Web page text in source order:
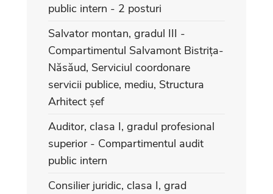
public intern - 2 posturi
Salvator montan, gradul III -
Compartimentul Salvamont Bistrița-
Năsăud, Serviciul coordonare
servicii publice, mediu, Structura
Arhitect șef
Auditor, clasa I, gradul profesional
superior - Compartimentul audit
public intern
Consilier juridic, clasa I, grad